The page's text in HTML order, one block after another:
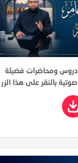
للمتقين غير بعيد”
في الدنيا والآخرة،
فيها مشهدًا من مشاهد
ومحاضرات فضيلة
بالنقر على هذا الزر